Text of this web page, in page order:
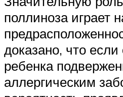
поллиноза играет
доказано, что
ребенка
аллергическим